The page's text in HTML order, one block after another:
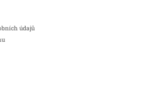
údajů